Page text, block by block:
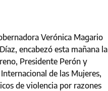
Verónica Magario
encabezó esta mañana la
Presidente Perón y
de las Mujeres,
de violencia por razones